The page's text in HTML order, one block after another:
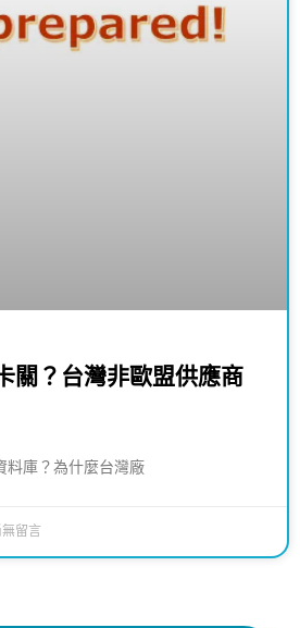
關？台灣非歐盟供應商
料庫？為什麼台灣廠
無留言